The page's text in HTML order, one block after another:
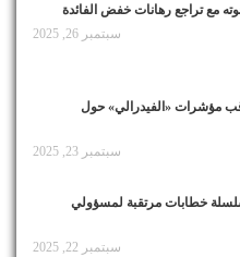
مع تراجع رهانات خفض الفائدة
سبتمبر 26, 2025
مؤشرات «الفيدرالي» حول
سبتمبر 23, 2025
خطابات مرتقبة لمسؤولي
سبتمبر 22, 2025